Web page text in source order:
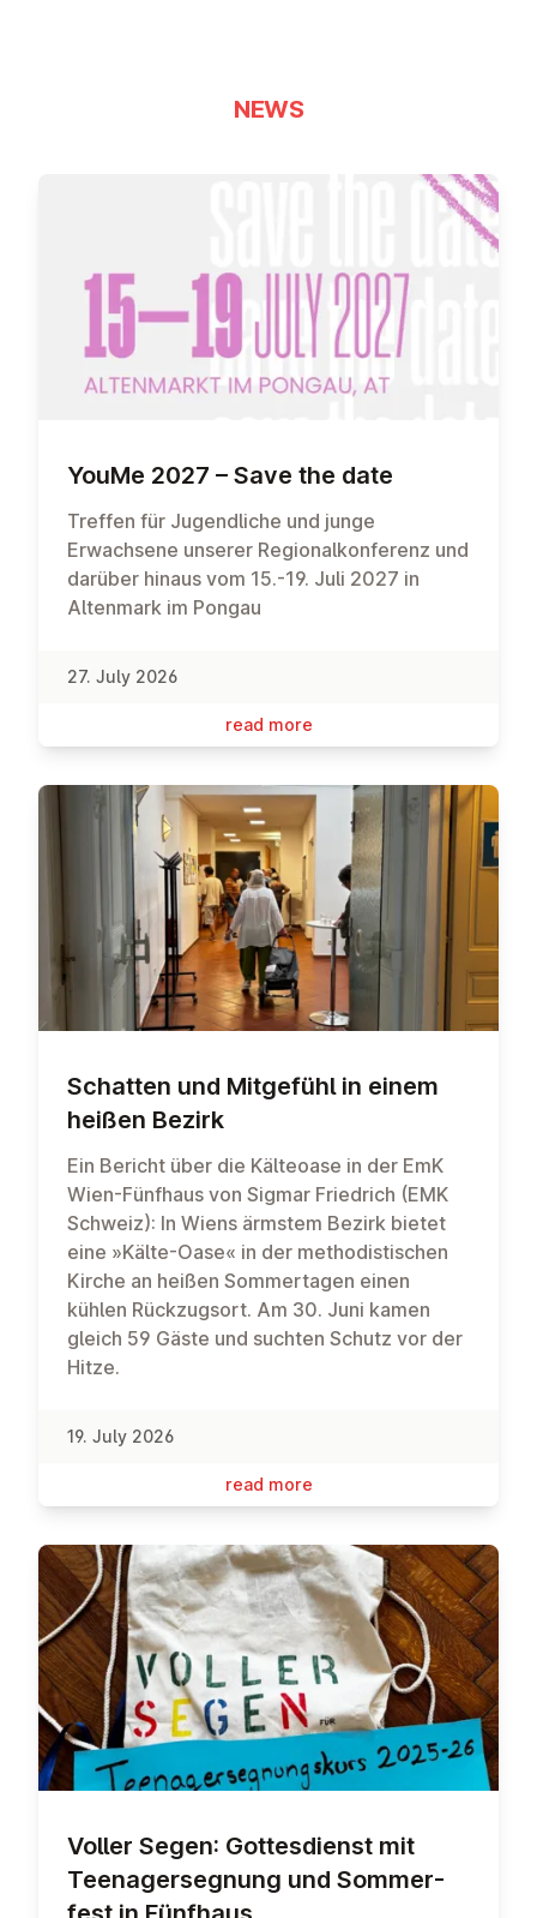
NEWS
YouMe 2027 – Save the date
Treffen für Jugendliche und junge
Erwachsene unserer Regionalkonferenz und
darüber hinaus vom 15.-19. Juli 2027 in
Altenmark im Pongau
27. July 2026
read more
Schatten und Mitgefühl in einem
heißen Bezirk
Ein Bericht über die Kälteoase in der EmK
Wien-Fünfhaus von Sigmar Friedrich (EMK
Schweiz): In Wiens ärmstem Bezirk bietet
eine »Kälte-Oase« in der methodistischen
Kirche an heißen Sommertagen einen
kühlen Rückzugsort. Am 30. Juni kamen
gleich 59 Gäste und suchten Schutz vor der
Hitze.
19. July 2026
read more
Voller Segen: Gottes­di­enst mit
Teen­agersegnung und Som­mer­